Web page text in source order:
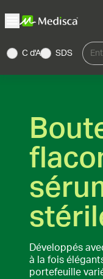
C d'A SDS
Développés
à la fois
portefeuille